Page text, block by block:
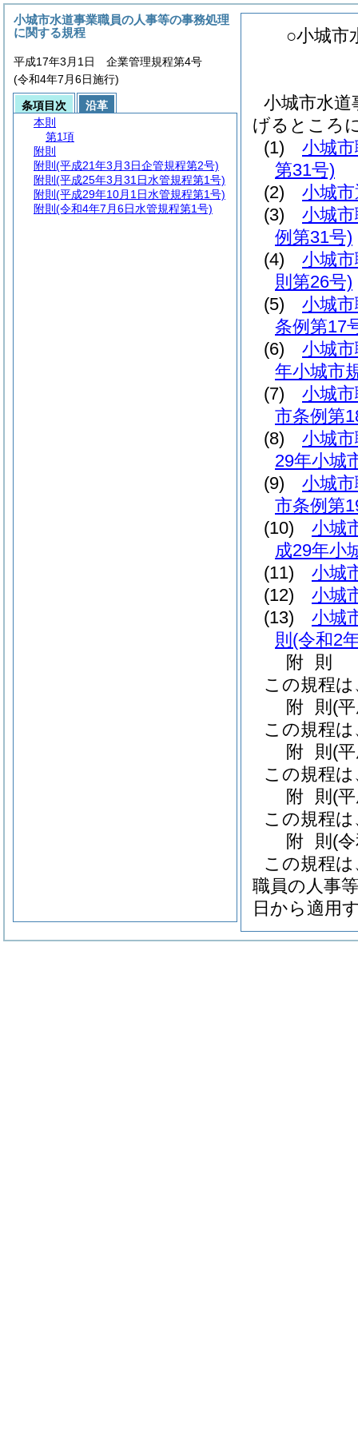
○小城市
小城市水
げるところ
(1)
小城
第31号)
(2)
小城
(3)
小城
例第31号)
(4)
小城
則第26号)
(5)
小城
条例第17
(6)
小城
年小城市
(7)
小城
市条例第
(8)
小城
29年小城
(9)
小城
市条例第
(10)
小城
成29年小
(11)
小城
(12)
小城
(13)
小城
則 (令和2
附 則
この規程
附 則 (
この規程
附 則 (
この規程
附 則 (
この規程
附 則 (
この規程
職員の人事
日から適用
小城市水道事業職員の人事等の事務処理
に関する規程
平成17年3月1日 企業管理規程第4号
(令和4年7月6日施行)
条項目次
沿革
本則
第1項
附則
附則 (平成21年3月3日企管規程第2号)
附則 (平成25年3月31日水管規程第1号)
附則 (平成29年10月1日水管規程第1号)
附則 (令和4年7月6日水管規程第1号)